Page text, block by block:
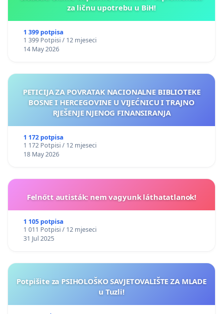
za ličnu upotrebu u BiH!
1 399 potpisa
1 399 Potpisi / 12 mjeseci
14 May 2026
PETICIJA ZA POVRATAK NACIONALNE BIBLIOTEKE
BOSNE I HERCEGOVINE U VIJEĆNICU I TRAJNO
RJEŠENJE NJENOG FINANSIRANJA
1 172 potpisa
1 172 Potpisi / 12 mjeseci
18 May 2026
Felnőtt autisták: nem vagyunk láthatatlanok!
1 105 potpisa
1 011 Potpisi / 12 mjeseci
31 Jul 2025
Potpišite za PSIHOLOŠKO SAVJETOVALIŠTE ZA MLADE
u Tuzli!